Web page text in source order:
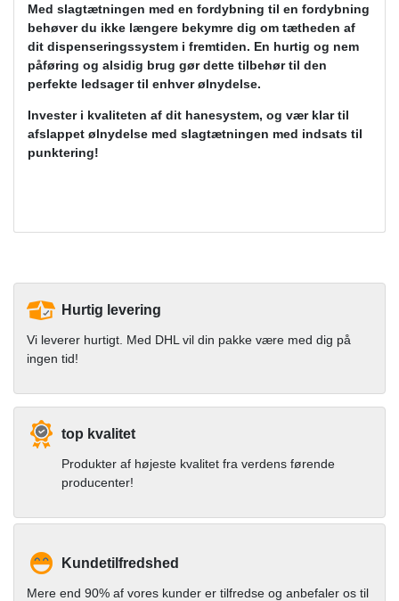
Med slagtætningen med en fordybning til en fordybning
behøver du ikke længere bekymre dig om tætheden af ​​
dit dispenseringssystem i fremtiden. En hurtig og nem
påføring og alsidig brug gør dette tilbehør til den
perfekte ledsager til enhver ølnydelse.
Invester i kvaliteten af ​​dit hanesystem, og vær klar til
afslappet ølnydelse med slagtætningen med indsats til
punktering!
Hurtig levering
Vi leverer hurtigt. Med DHL vil din pakke være med dig på
ingen tid!
top kvalitet
Produkter af højeste kvalitet fra verdens førende
producenter!
Kundetilfredshed
Mere end 90% af vores kunder er tilfredse og anbefaler os til